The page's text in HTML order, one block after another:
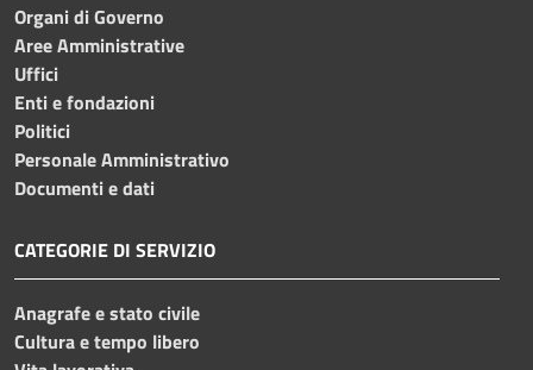
Organi di Governo
Aree Amministrative
Uffici
Enti e fondazioni
Politici
Personale Amministrativo
Documenti e dati
CATEGORIE DI SERVIZIO
Anagrafe e stato civile
Cultura e tempo libero